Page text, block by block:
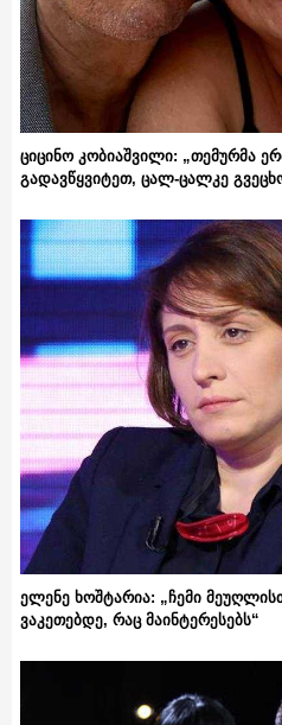
ციცინო კობიაშვილი: „თემურმა
გადავწყვიტეთ, ცალ-ცალკე
ელენე ხოშტარია: „ჩემი
ვაკეთებდე, რაც მაინტერესებს“